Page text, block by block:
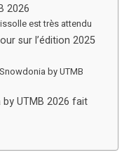
2026
est très attendu
sur l’édition 2025
by UTMB
UTMB 2026 fait